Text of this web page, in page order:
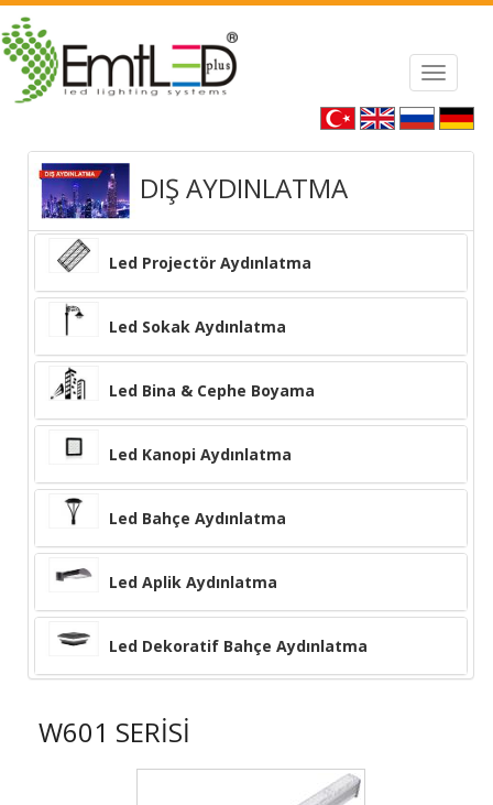
Jewelry OnlineLouis Vuitton
Toggle
DIŞ AYDINLATMA
Led Projectör Aydınlatma
Led Sokak Aydınlatma
Led Bina & Cephe Boyama
Led Kanopi Aydınlatma
Led Bahçe Aydınlatma
Led Aplik Aydınlatma
Led Dekoratif Bahçe Aydınlatma
W601 SERİSİ